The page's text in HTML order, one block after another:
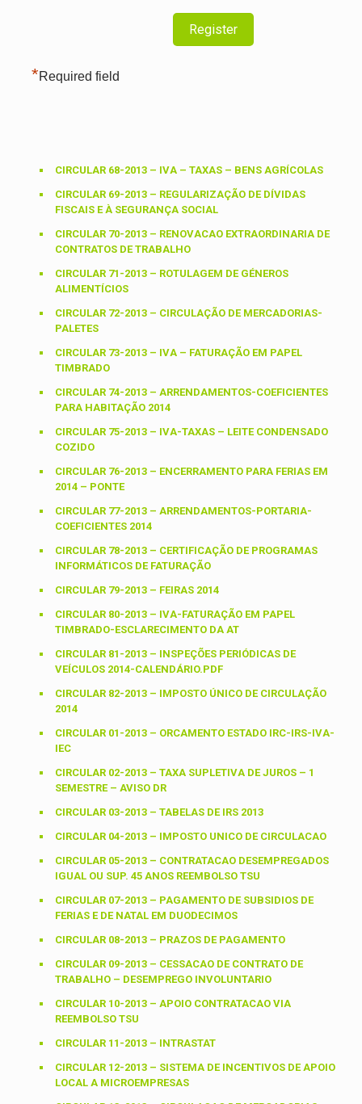
*Required field
CIRCULAR 68-2013 – IVA – TAXAS – BENS AGRÍCOLAS
CIRCULAR 69-2013 – REGULARIZAÇÃO DE DÍVIDAS
FISCAIS E À SEGURANÇA SOCIAL
CIRCULAR 70-2013 – RENOVACAO EXTRAORDINARIA DE
CONTRATOS DE TRABALHO
CIRCULAR 71-2013 – ROTULAGEM DE GÉNEROS
ALIMENTÍCIOS
CIRCULAR 72-2013 – CIRCULAÇÃO DE MERCADORIAS-
PALETES
CIRCULAR 73-2013 – IVA – FATURAÇÃO EM PAPEL
TIMBRADO
CIRCULAR 74-2013 – ARRENDAMENTOS-COEFICIENTES
PARA HABITAÇÃO 2014
CIRCULAR 75-2013 – IVA-TAXAS – LEITE CONDENSADO
COZIDO
CIRCULAR 76-2013 – ENCERRAMENTO PARA FERIAS EM
2014 – PONTE
CIRCULAR 77-2013 – ARRENDAMENTOS-PORTARIA-
COEFICIENTES 2014
CIRCULAR 78-2013 – CERTIFICAÇÃO DE PROGRAMAS
INFORMÁTICOS DE FATURAÇÃO
CIRCULAR 79-2013 – FEIRAS 2014
CIRCULAR 80-2013 – IVA-FATURAÇÃO EM PAPEL
TIMBRADO-ESCLARECIMENTO DA AT
CIRCULAR 81-2013 – INSPEÇÕES PERIÓDICAS DE
VEÍCULOS 2014-CALENDÁRIO.PDF
CIRCULAR 82-2013 – IMPOSTO ÚNICO DE CIRCULAÇÃO
2014
CIRCULAR 01-2013 – ORCAMENTO ESTADO IRC-IRS-IVA-
IEC
CIRCULAR 02-2013 – TAXA SUPLETIVA DE JUROS – 1
SEMESTRE – AVISO DR
CIRCULAR 03-2013 – TABELAS DE IRS 2013
CIRCULAR 04-2013 – IMPOSTO UNICO DE CIRCULACAO
CIRCULAR 05-2013 – CONTRATACAO DESEMPREGADOS
IGUAL OU SUP. 45 ANOS REEMBOLSO TSU
CIRCULAR 07-2013 – PAGAMENTO DE SUBSIDIOS DE
FERIAS E DE NATAL EM DUODECIMOS
CIRCULAR 08-2013 – PRAZOS DE PAGAMENTO
CIRCULAR 09-2013 – CESSACAO DE CONTRATO DE
TRABALHO – DESEMPREGO INVOLUNTARIO
CIRCULAR 10-2013 – APOIO CONTRATACAO VIA
REEMBOLSO TSU
CIRCULAR 11-2013 – INTRASTAT
CIRCULAR 12-2013 – SISTEMA DE INCENTIVOS DE APOIO
LOCAL A MICROEMPRESAS